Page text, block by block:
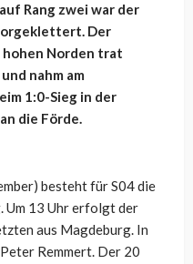
Rang zwei war der
Der
hohen Norden trat
nahm am
1:0-Sieg in der
die Förde.
besteht für S04 die
Um 13 Uhr erfolgt der
aus Magdeburg. In
Remmert. Der 20